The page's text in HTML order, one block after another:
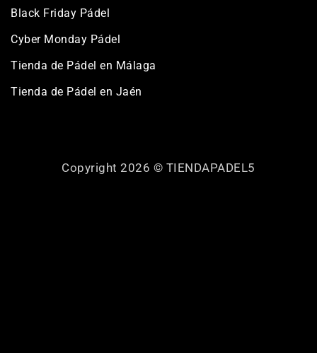
Black Friday Pádel
Cyber Monday Pádel
Tienda de Pádel en Málaga
Tienda de Pádel en Jaén
Copyright 2026 © TIENDAPADEL5